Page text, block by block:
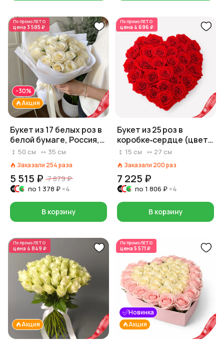
По промоЛЕТО
цена 3 585 ₽
Акция
-30%
Букет из 17 белых роз в
белой бумаге, Россия,
50 см
50 см 35 см
Заказали 254раза
5 515 ₽ 7 879 ₽
по 1 378 ₽ ×4
В корзину
По промоЛЕТО
цена 4 696 ₽
Букет из 25 роз в
коробке‑сердце (цвет
роз и коробки на выбор:
белый)
15 см 27 см
Заказали 200раз
7 225 ₽
по 1 806 ₽ ×4
В корзину
По промоЛЕТО
цена 4 849 ₽
Акция
По промоЛЕТО
цена 5 571 ₽
Акция
Новинка